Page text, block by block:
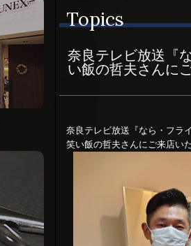
Topics
奈良テレビ放送『
い飯の哲夫さんに
奈良テレビ放送『なら・フラ
笑い飯の哲夫さんにご来店い